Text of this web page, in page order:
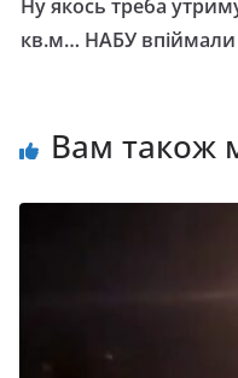
Ну якось треба
кв.м… НАБУ
Вам також